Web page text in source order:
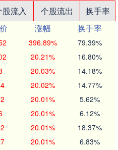
股流入 个股流出
换手率
涨幅
换手率
396.89% 79.39%
20.21% 16.80%
20.03% 14.18%
20.02% 14.77%
20.01% 5.62%
20.01% 6.12%
20.01% 18.37%
20.01% 6.83%